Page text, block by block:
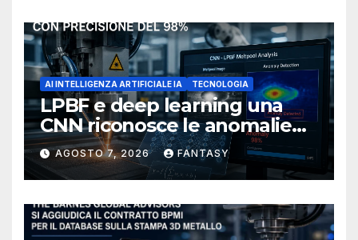
AI INTELLIGENZA ARTIFICIALE IA TECNOLOGIA
LPBF e deep learning una
CNN riconosce le anomalie
del bagno di fusione
AGOSTO 7, 2026 FANTASY